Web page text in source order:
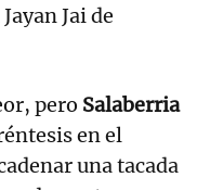
Jai de
pero Salaberria
en el
una tacada